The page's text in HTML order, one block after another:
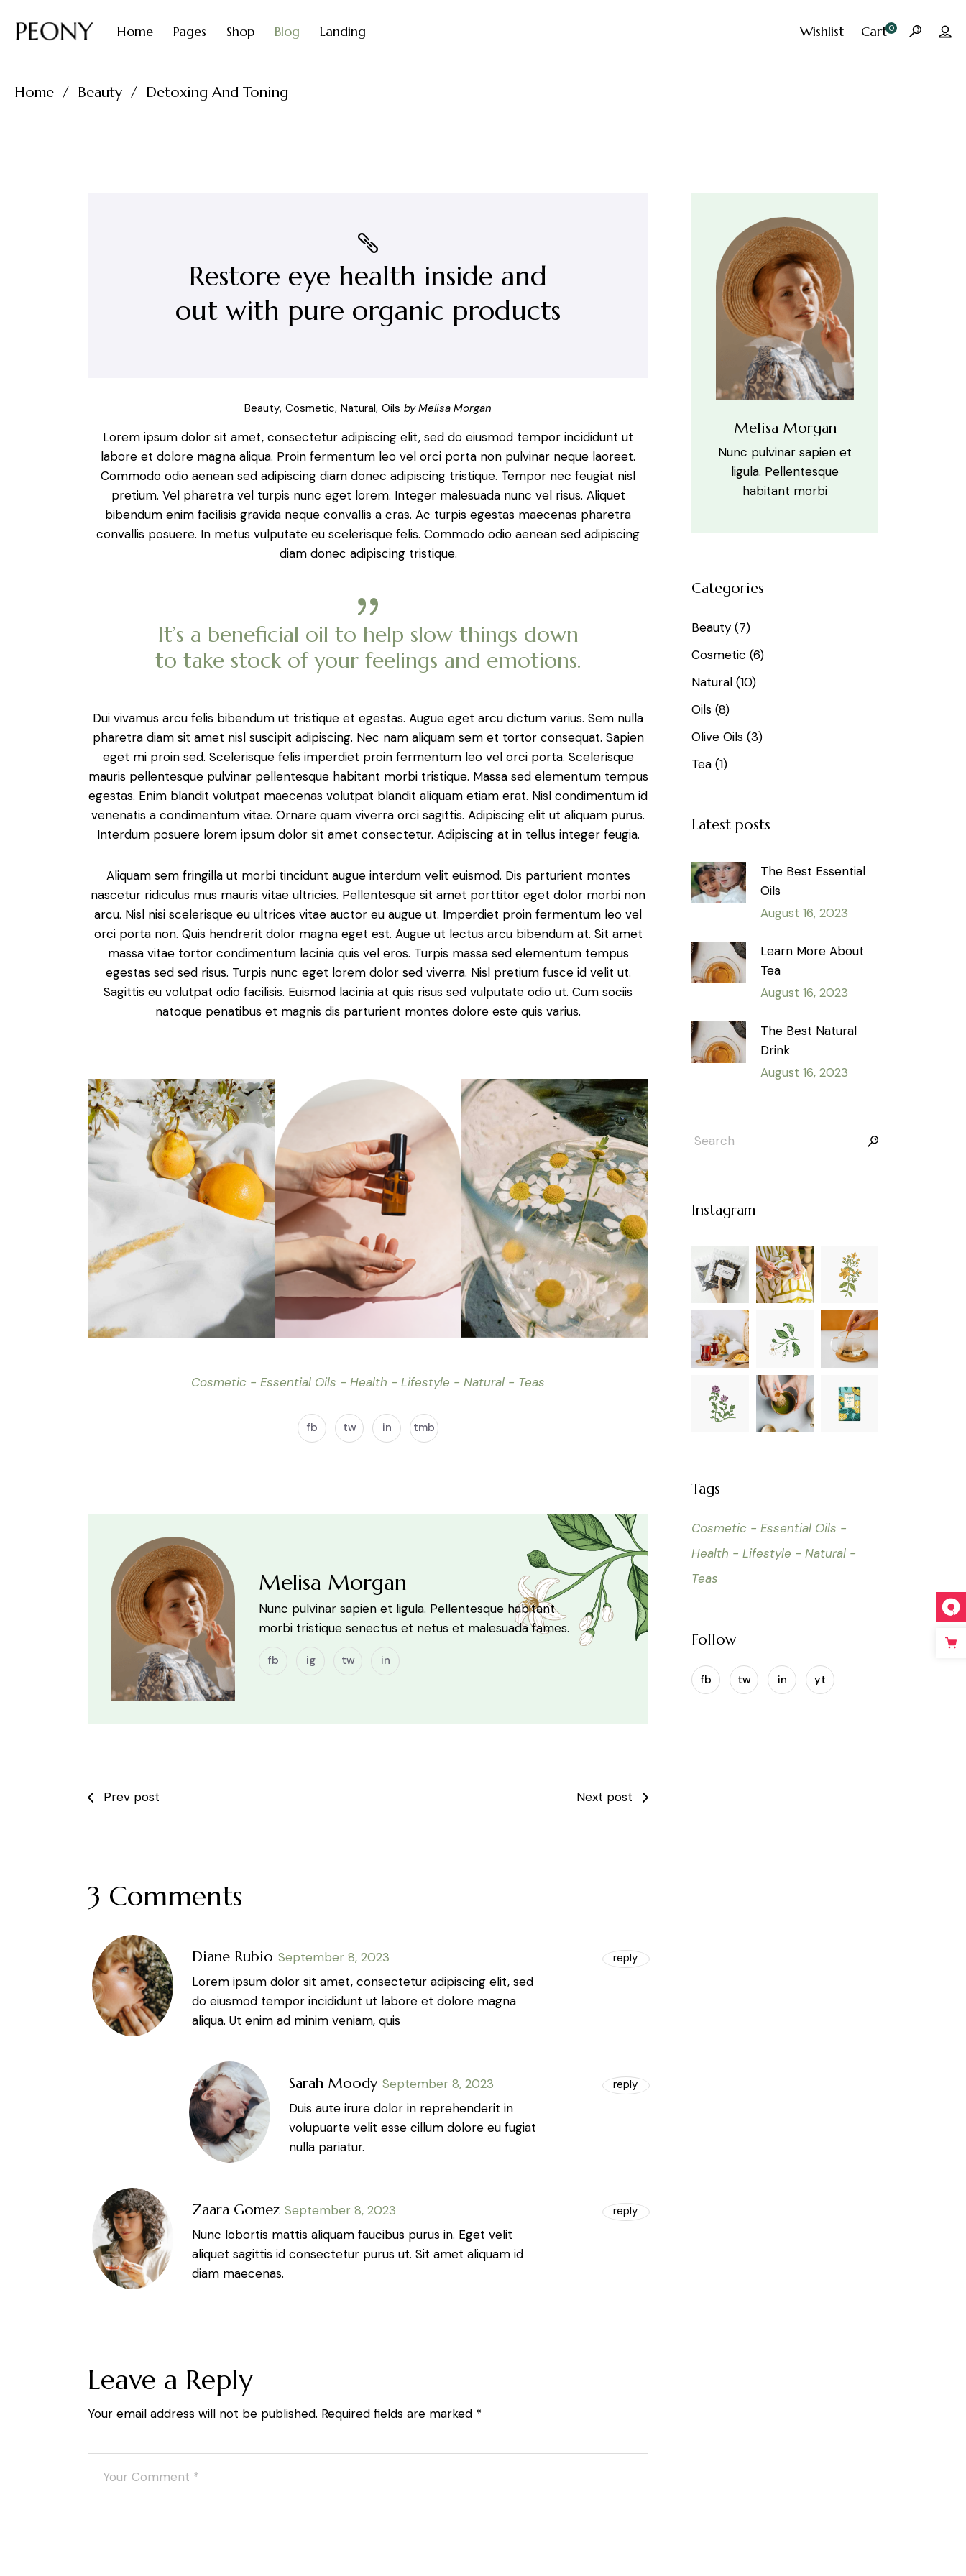
Home
Tea Home
Pages
About Me
Shop Blog
Right Sidebar
Landing Wishlist Cart0
Home Beauty Detoxing And Toning
Restore eye health inside and
out with pure organic products
Beauty Cosmetic Natural Oils by Melisa Morgan
Lorem ipsum dolor sit amet, consectetur adipiscing elit, sed do eiusmod tempor incididunt ut
labore et dolore magna aliqua. Proin fermentum leo vel orci porta non pulvinar neque laoreet.
Commodo odio aenean sed adipiscing diam donec adipiscing tristique. Tempor nec feugiat nisl
pretium. Vel pharetra vel turpis nunc eget lorem. Integer malesuada nunc vel risus. Aliquet
bibendum enim facilisis gravida neque convallis a cras. Ac turpis egestas maecenas pharetra
convallis posuere. In metus vulputate eu scelerisque felis. Commodo odio aenean sed adipiscing
diam donec adipiscing tristique.
It’s a beneficial oil to help slow things down
to take stock of your feelings and emotions.
Dui vivamus arcu felis bibendum ut tristique et egestas. Augue eget arcu dictum varius. Sem nulla
pharetra diam sit amet nisl suscipit adipiscing. Nec nam aliquam sem et tortor consequat. Sapien
eget mi proin sed. Scelerisque felis imperdiet proin fermentum leo vel orci porta. Scelerisque
mauris pellentesque pulvinar pellentesque habitant morbi tristique. Massa sed elementum tempus
egestas. Enim blandit volutpat maecenas volutpat blandit aliquam etiam erat. Nisl condimentum id
venenatis a condimentum vitae. Ornare quam viverra orci sagittis. Adipiscing elit ut aliquam purus.
Interdum posuere lorem ipsum dolor sit amet consectetur. Adipiscing at in tellus integer feugia.
Aliquam sem fringilla ut morbi tincidunt augue interdum velit euismod. Dis parturient montes
nascetur ridiculus mus mauris vitae ultricies. Pellentesque sit amet porttitor eget dolor morbi non
arcu. Nisl nisi scelerisque eu ultrices vitae auctor eu augue ut. Imperdiet proin fermentum leo vel
orci porta non. Quis hendrerit dolor magna eget est. Augue ut lectus arcu bibendum at. Sit amet
massa vitae tortor condimentum lacinia quis vel eros. Turpis massa sed elementum tempus
egestas sed sed risus. Turpis nunc eget lorem dolor sed viverra. Nisl pretium fusce id velit ut.
Sagittis eu volutpat odio facilisis. Euismod lacinia at quis risus sed vulputate odio ut. Cum sociis
natoque penatibus et magnis dis parturient montes dolore este quis varius.
Cosmetic Essential Oils Health Lifestyle Natural Teas
fb tw in tmb
Melisa Morgan
Nunc pulvinar sapien et ligula. Pellentesque habitant
morbi tristique senectus et netus et malesuada fames.
fb ig tw in
Prev post Next post
3 Comments
Diane Rubio September 8, 2023 reply
Lorem ipsum dolor sit amet, consectetur adipiscing elit, sed
do eiusmod tempor incididunt ut labore et dolore magna
aliqua. Ut enim ad minim veniam, quis
Sarah Moody September 8, 2023 reply
Duis aute irure dolor in reprehenderit in
volupuarte velit esse cillum dolore eu fugiat
nulla pariatur.
Zaara Gomez September 8, 2023 reply
Nunc lobortis mattis aliquam faucibus purus in. Eget velit
aliquet sagittis id consectetur purus ut. Sit amet aliquam id
diam maecenas.
Leave a Reply
Your email address will not be published. Required fields are marked *
Melisa Morgan
Nunc pulvinar sapien et
ligula. Pellentesque
habitant morbi
Categories
Beauty (7)
Cosmetic (6)
Natural (10)
Oils (8)
Olive Oils (3)
Tea (1)
Latest posts
The Best Essential
Oils
August 16, 2023
Learn More About
Tea
August 16, 2023
The Best Natural
Drink
August 16, 2023
Instagram
Tags
Cosmetic
Essential Oils
Health
Lifestyle
Natural
Teas
Follow
fb tw in yt